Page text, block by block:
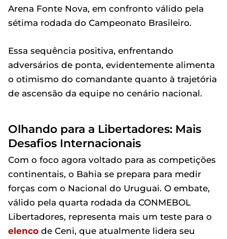
Arena Fonte Nova, em confronto válido pela
sétima rodada do Campeonato Brasileiro.
Essa sequência positiva, enfrentando
adversários de ponta, evidentemente alimenta
o otimismo do comandante quanto à trajetória
de ascensão da equipe no cenário nacional.
Olhando para a Libertadores: Mais
Desafios Internacionais
Com o foco agora voltado para as competições
continentais, o Bahia se prepara para medir
forças com o Nacional do Uruguai. O embate,
válido pela quarta rodada da CONMEBOL
Libertadores, representa mais um teste para o
elenco de Ceni, que atualmente lidera seu